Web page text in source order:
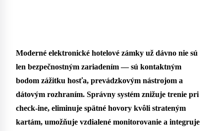
Moderné elektronické hotelové zámky už dávno nie sú
len bezpečnostným zariadením — sú kontaktným
bodom zážitku hosťa, prevádzkovým nástrojom a
dátovým rozhraním. Správny systém znižuje trenie pri
check-ine, eliminuje spätné hovory kvôli strateným
kartám, umožňuje vzdialené monitorovanie a integruje